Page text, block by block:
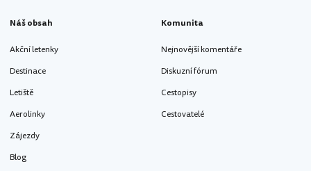
Náš obsah
Akční letenky
Destinace
Letiště
Aerolinky
Zájezdy
Blog
Komunita
Nejnovější komentáře
Diskuzní fórum
Cestopisy
Cestovatelé